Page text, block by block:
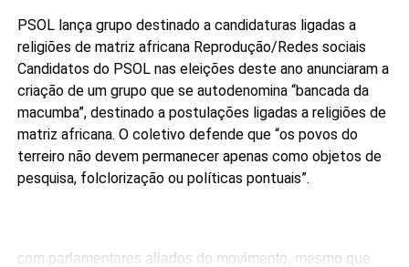
PSOL lança grupo destinado a candidaturas ligadas a
religiões de matriz africana Reprodução/Redes sociais
Candidatos do PSOL nas eleições deste ano anunciaram a
criação de um grupo que se autodenomina “bancada da
macumba”, destinado a postulações ligadas a religiões de
matriz africana. O coletivo defende que “os povos do
terreiro não devem permanecer apenas como objetos de
pesquisa, folclorização ou políticas pontuais”.
com parlamentares aliados do movimento, mesmo que